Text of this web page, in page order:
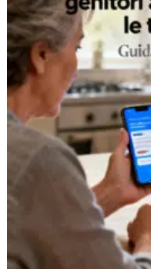
genitori
a
riconoscere
le
truffe